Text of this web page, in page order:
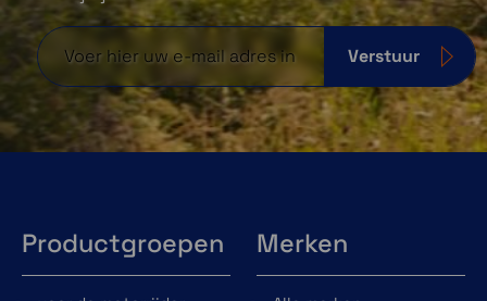
Verstuur
Productgroepen Merken